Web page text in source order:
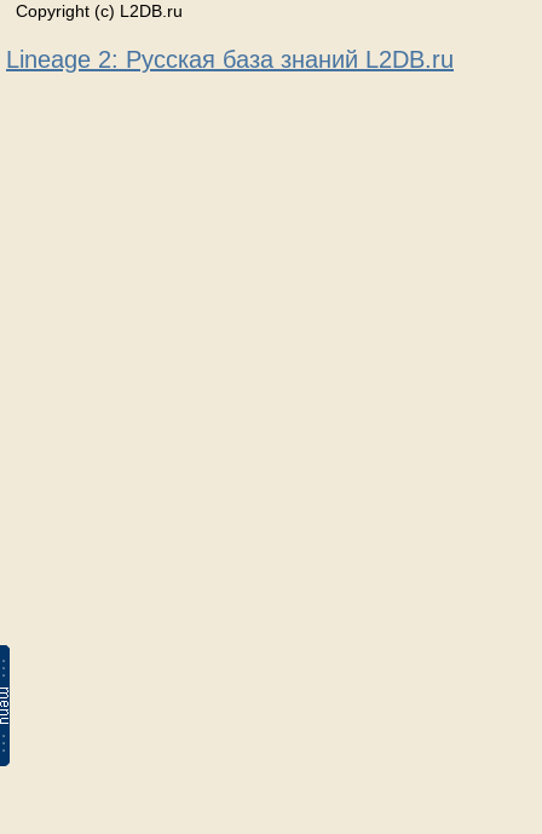
Copyright (c) L2DB.ru
Lineage 2: Русская база знаний L2DB.ru